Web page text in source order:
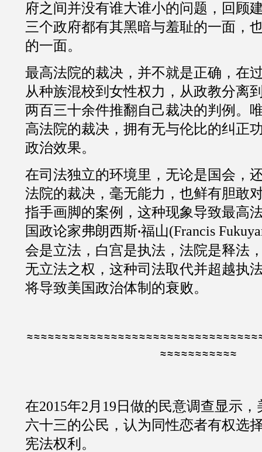
府之间并没有谁大谁小的问题，回顾
三个政府都有其黑暗与羞耻的一面，
的一面。
最高法院的裁决，并不就是正确，在
从种族混校到女性权力，从政教分离
两百三十余件推翻自己裁决的判例。
高法院的裁决，拥有无与伦比的纠正
政治效果。
在司法独立的环境里，无论是国会，
法院的裁决，毫无能力，也鲜有胆敢
指手画脚的案例，这种现象导致最高
国政论家弗朗西斯·福山(Francis
会是立法，白宫是执法，法院是释法
无立法之权，这种司法取代并超越执
将导致美国政治体制的衰败。
≈≈≈≈≈≈≈≈≈≈≈
在2015年2 月 19 日做的民意调查显示，
六十三的公民，认为同性恋者有权选
宪法权利。